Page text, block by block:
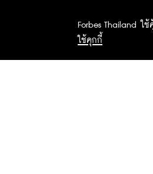
Forbes Thailand ใ
ใช้คุกกี้